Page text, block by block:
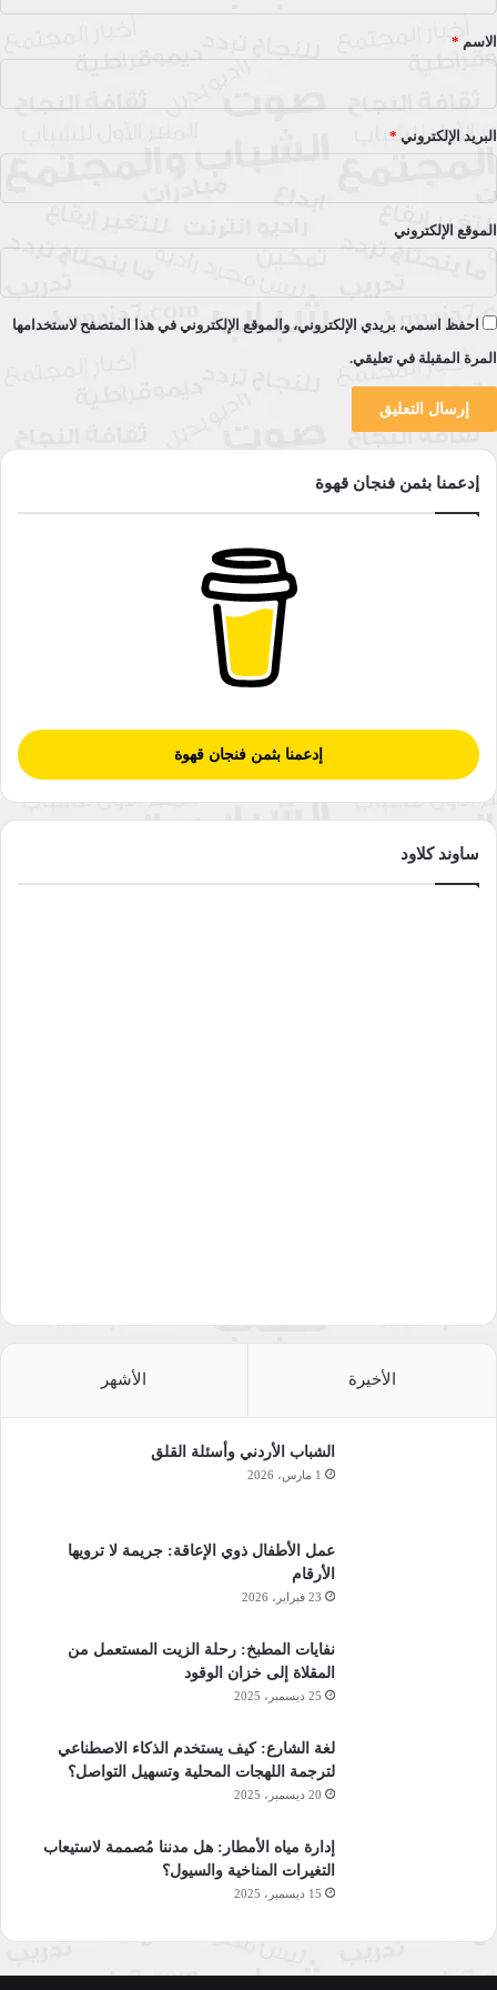
*الاسم *
البريد الإلكتروني *
الموقع الإلكتروني
احفظ اسمي، بريدي الإلكتروني، والموقع الإلكتروني في هذا المتصفح لاستخدامها
المرة المقبلة في تعليقي.
إدعمنا بثمن فنجان قهوة
إدعمنا بثمن فنجان قهوة
ساوند كلاود
الأخيرة الأشهر
الشباب الأردني وأسئلة القلق
1 مارس، 2026
عمل الأطفال ذوي الإعاقة: جريمة لا ترويها
الأرقام
23 فبراير، 2026
نفايات المطبخ: رحلة الزيت المستعمل من
المقلاة إلى خزان الوقود
25 ديسمبر، 2025
لغة الشارع: كيف يستخدم الذكاء الاصطناعي
لترجمة اللهجات المحلية وتسهيل التواصل؟
20 ديسمبر، 2025
إدارة مياه الأمطار: هل مدننا مُصممة لاستيعاب
التغيرات المناخية والسيول؟
15 ديسمبر، 2025